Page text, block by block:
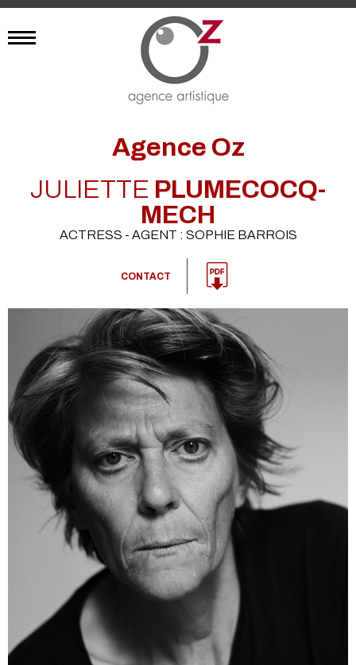
Agence Oz
JULIETTE PLUMECOCQ-
MECH
ACTRESS - AGENT : SOPHIE BARROIS
CONTACT